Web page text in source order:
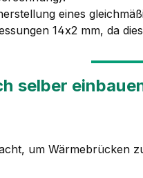
eines
14x2 mm, da
selber
um